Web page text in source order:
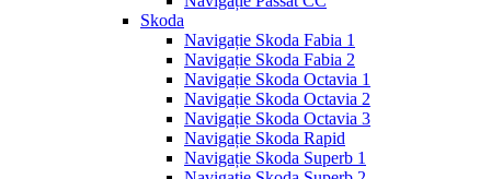
Skoda
Navigație Skoda Fabia 1
Navigație Skoda Fabia 2
Navigație Skoda Octavia 1
Navigație Skoda Octavia 2
Navigație Skoda Octavia 3
Navigație Skoda Rapid
Navigație Skoda Superb 1